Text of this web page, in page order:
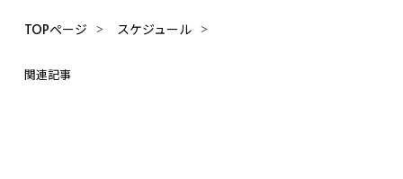
TOPページ スケジュール
関連記事